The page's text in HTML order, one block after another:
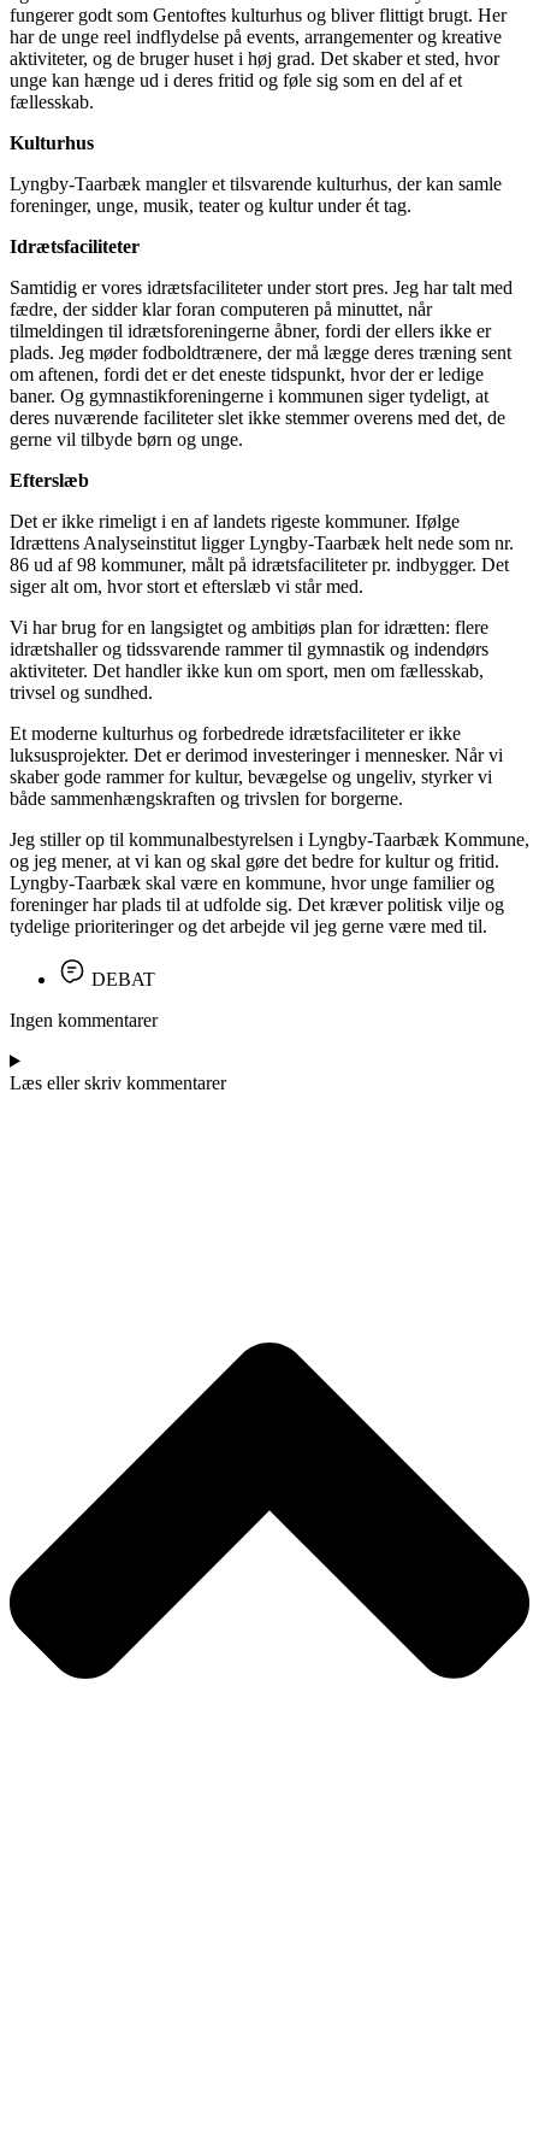
fungerer godt som Gentoftes kulturhus og bliver flittigt brugt. Her
har de unge reel indflydelse på events, arrangementer og kreative
aktiviteter, og de bruger huset i høj grad. Det skaber et sted, hvor
unge kan hænge ud i deres fritid og føle sig som en del af et
fællesskab.
Kulturhus
Lyngby-Taarbæk mangler et tilsvarende kulturhus, der kan samle
foreninger, unge, musik, teater og kultur under ét tag.
Idrætsfaciliteter
Samtidig er vores idrætsfaciliteter under stort pres. Jeg har talt med
fædre, der sidder klar foran computeren på minuttet, når
tilmeldingen til idrætsforeningerne åbner, fordi der ellers ikke er
plads. Jeg møder fodboldtrænere, der må lægge deres træning sent
om aftenen, fordi det er det eneste tidspunkt, hvor der er ledige
baner. Og gymnastikforeningerne i kommunen siger tydeligt, at
deres nuværende faciliteter slet ikke stemmer overens med det, de
gerne vil tilbyde børn og unge.
Efterslæb
Det er ikke rimeligt i en af landets rigeste kommuner. Ifølge
Idrættens Analyseinstitut ligger Lyngby-Taarbæk helt nede som nr.
86 ud af 98 kommuner, målt på idrætsfaciliteter pr. indbygger. Det
siger alt om, hvor stort et efterslæb vi står med.
Vi har brug for en langsigtet og ambitiøs plan for idrætten: flere
idrætshaller og tidssvarende rammer til gymnastik og indendørs
aktiviteter. Det handler ikke kun om sport, men om fællesskab,
trivsel og sundhed.
Et moderne kulturhus og forbedrede idrætsfaciliteter er ikke
luksusprojekter. Det er derimod investeringer i mennesker. Når vi
skaber gode rammer for kultur, bevægelse og ungeliv, styrker vi
både sammenhængskraften og trivslen for borgerne.
Jeg stiller op til kommunalbestyrelsen i Lyngby-Taarbæk Kommune,
og jeg mener, at vi kan og skal gøre det bedre for kultur og fritid.
Lyngby-Taarbæk skal være en kommune, hvor unge familier og
foreninger har plads til at udfolde sig. Det kræver politisk vilje og
tydelige prioriteringer og det arbejde vil jeg gerne være med til.
DEBAT
Ingen kommentarer
Læs eller skriv kommentarer